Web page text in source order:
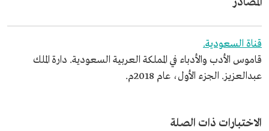
قناة السعودية.
قاموس الأدب والأدباء في المملكة العربية السعودية. دارة الملك
عبدالعزيز. الجزء الأول، عام 2018م.
الاختبارات ذات الصلة